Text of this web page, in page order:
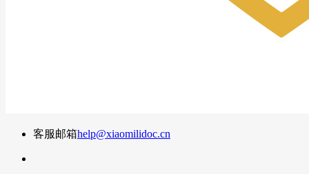
客服邮箱help@xiaomilidoc.cn